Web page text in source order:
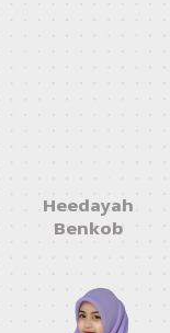
Heedayah
Benkob